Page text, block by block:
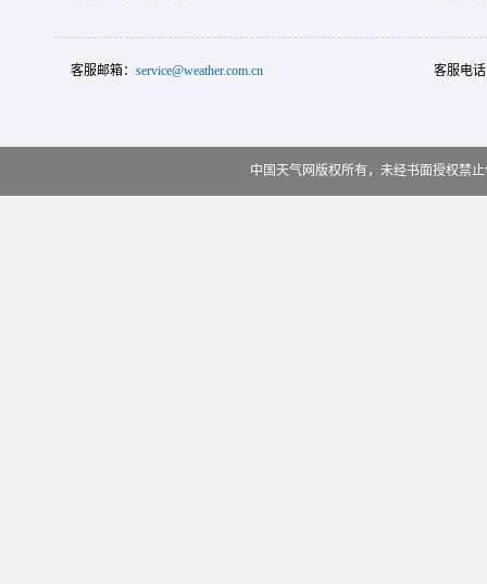
客服邮箱： service@weather.com.cn 客服电
中国天气网版权所有，未经书面授权